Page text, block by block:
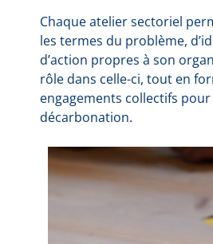
Chaque atelier sectoriel
les termes du problème,
d’action propres à son
rôle dans celle-ci, tout en
engagements collectifs
décarbonation.